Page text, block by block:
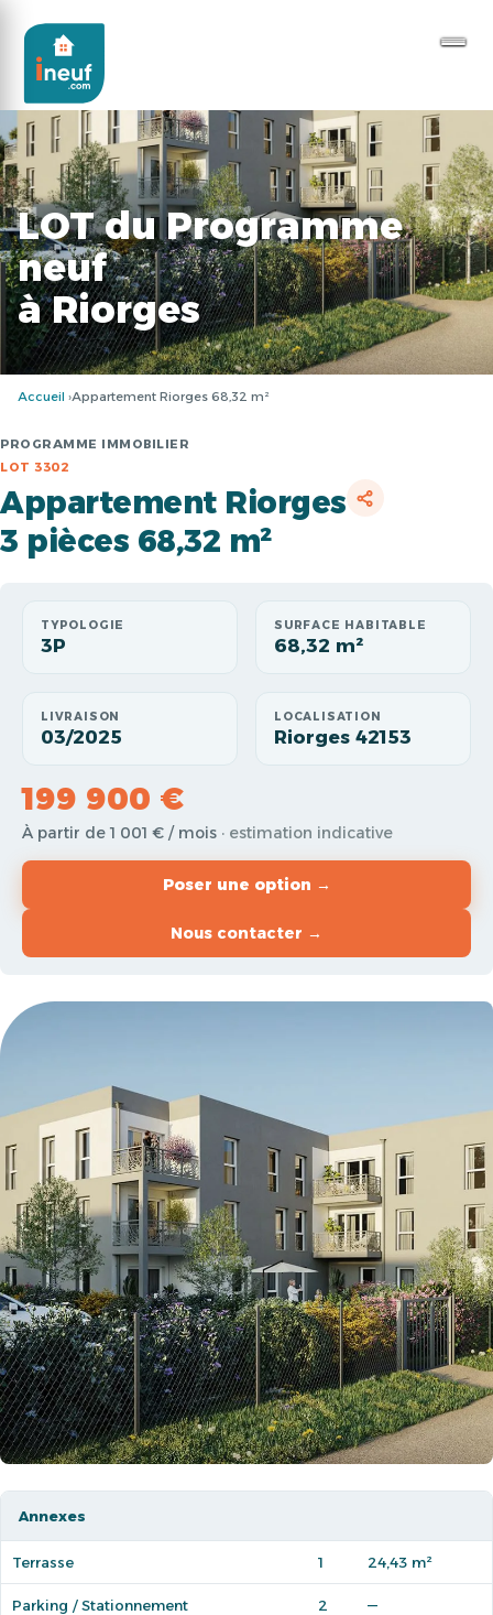
LOT du Programme
neuf
à Riorges
Accueil Appartement Riorges 68,32 m²
PROGRAMME IMMOBILIER
LOT 3302
Appartement Riorges
3 pièces 68,32 m²
TYPOLOGIE
3P
SURFACE HABITABLE
68,32 m²
LIVRAISON
03/2025
LOCALISATION
Riorges 42153
199 900 €
À partir de 1 001 € / mois · estimation indicative
Poser une option →
Nous contacter →
Annexes
Terrasse 1 24,43 m²
Parking / Stationnement 2 —